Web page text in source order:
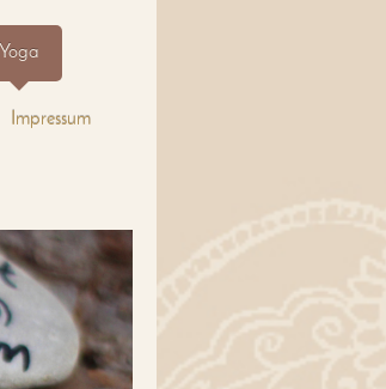
Yoga
Impressum